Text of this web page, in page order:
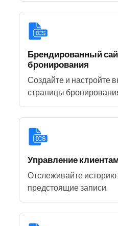
Брендированный
бронирования
Создайте и настройте
страницы
Управление
Отслеживайте историю
предстоящие записи.